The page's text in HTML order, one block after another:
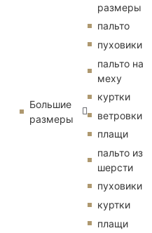
Большие
размеры
размеры
пальто
пуховики
пальто на
меху
куртки
ветровки
плащи
пальто из
шерсти
пуховики
куртки
плащи